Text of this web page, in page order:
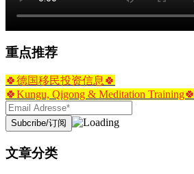
重点推荐
🍀德国移民投资信息🍀
🍀Kungu, Qigong & Meditation Training🍀
文章分类